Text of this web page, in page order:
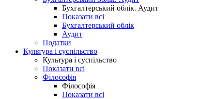
Бухгалтерський облік. Аудит
Показати всі
Бухгалтерський облік
Аудит
Податки
Культура і суспільство
Культура і суспільство
Показати всі
Філософія
Філософія
Показати всі